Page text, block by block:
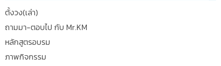
ตั้งวง(เล่า)
ถามมา-ตอบไป กับ Mr.KM
หลักสูตรอบรม
ภาพกิจกรรม